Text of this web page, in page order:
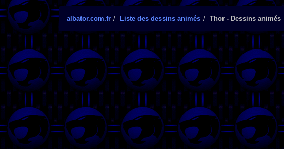
albator.com.fr Liste des dessins animés Thor - Dessins animés